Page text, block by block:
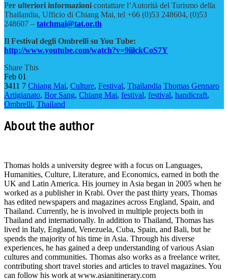
Per ulteriori informazioni contattare l’Autorità del Turismo della
Thailandia, Ufficio di Chiang Mai, tel +66 (0)53 248604, (0)53
248607 – tatchmai@tat.or.th
Il Festival degli Ombrelli su You Tube:
http://www.youtube.com/watch?v=9iilckCoS7Y
Share This
Feb 01
3411 7 Chiang Mai, Culture, Festival, Thailandia Thomas Gennaro
Artigianato, Bor Sang, Chiang Mai, festival, festival, handicraft,
Ombrelli, Thailand
About the author
Thomas holds a university degree with a focus on Languages,
Humanities, Culture, Literature, and Economics, earned in both the
UK and Latin America. His journey in Asia began in 2005 when he
worked as a publisher in Krabi. Over the past thirty years, Thomas
has edited newspapers and magazines across England, Spain, and
Thailand. Currently, he is involved in multiple projects both in
Thailand and internationally. In addition to Thailand, Thomas has
lived in Italy, England, Venezuela, Cuba, Spain, and Bali, but he
spends the majority of his time in Asia. Through his diverse
experiences, he has gained a deep understanding of various Asian
cultures and communities. Thomas also works as a freelance writer,
contributing short travel stories and articles to travel magazines. You
can follow his work at www.asianitinerary.com